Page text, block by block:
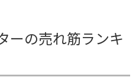
ーの売れ筋ランキ